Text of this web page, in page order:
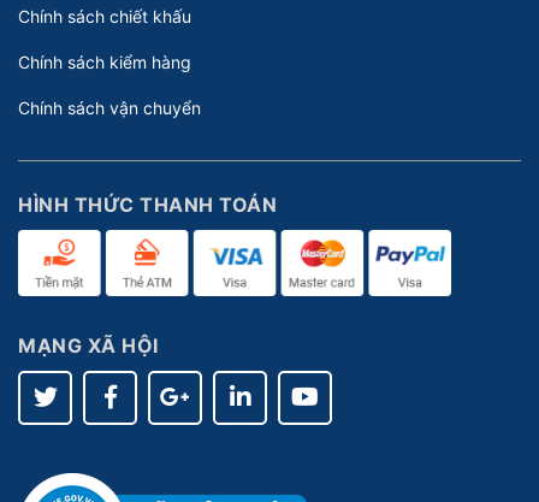
Chính sách chiết khấu
Chính sách kiểm hàng
Chính sách vận chuyển
HÌNH THỨC THANH TOÁN
MẠNG XÃ HỘI